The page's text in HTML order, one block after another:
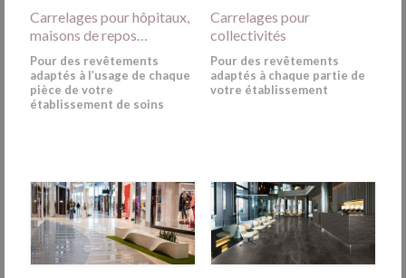
Carrelages pour hôpitaux,
maisons de repos…
Pour des revêtements
adaptés à l’usage de chaque
pièce de votre
établissement de soins
Carrelages pour
collectivités
Pour des revêtements
adaptés à chaque partie de
votre établissement